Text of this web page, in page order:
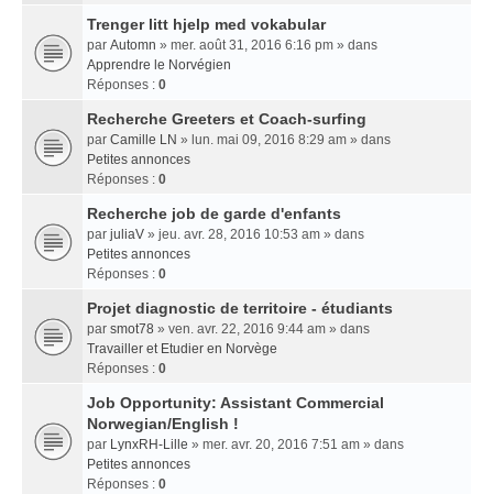
Trenger litt hjelp med vokabular
par Automn » mer. août 31, 2016 6:16 pm » dans
Apprendre le Norvégien
Réponses : 0
Recherche Greeters et Coach-surfing
par Camille LN » lun. mai 09, 2016 8:29 am » dans
Petites annonces
Réponses : 0
Recherche job de garde d'enfants
par juliaV » jeu. avr. 28, 2016 10:53 am » dans
Petites annonces
Réponses : 0
Projet diagnostic de territoire - étudiants
par smot78 » ven. avr. 22, 2016 9:44 am » dans
Travailler et Etudier en Norvège
Réponses : 0
Job Opportunity: Assistant Commercial
Norwegian/English !
par LynxRH-Lille » mer. avr. 20, 2016 7:51 am » dans
Petites annonces
Réponses : 0